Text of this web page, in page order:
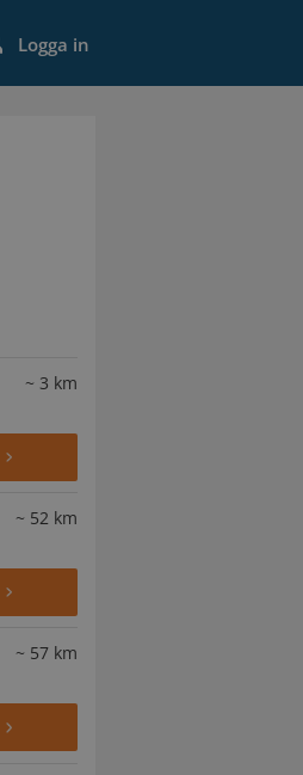
Logga in
~ 3 km
~ 52 km
~ 57 km